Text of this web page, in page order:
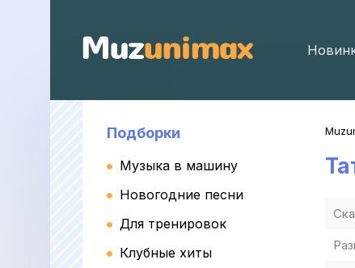
Подборки
Музыка в машину
Новогодние песни
Для тренировок
Клубные хиты